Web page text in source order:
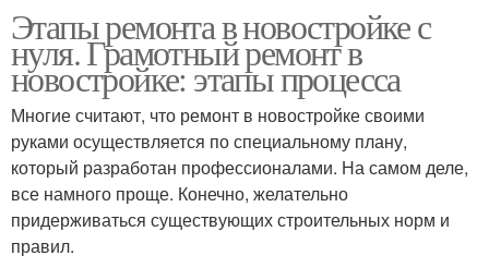
Этапы ремонта в новостройке с
нуля. Грамотный ремонт в
новостройке: этапы процесса
Многие считают, что ремонт в новостройке своими
руками осуществляется по специальному плану,
который разработан профессионалами. На самом деле,
все намного проще. Конечно, желательно
придерживаться существующих строительных норм и
правил.